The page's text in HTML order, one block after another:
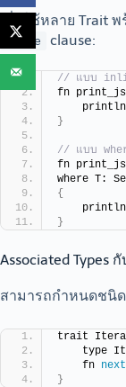
เมื่อใช้หลาย Trait
where clause:
// แบบ
fn
}
// แบบ
fn
where T:
{
}
Associated Types
สามารถกำหนดชนิ
trait
type
    fn
next
}